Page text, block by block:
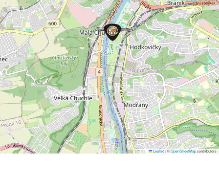
Leaflet|©OpenStreetMapcontributors